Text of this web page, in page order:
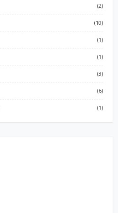
(2)
(10)
(1)
(1)
(3)
(6)
(1)